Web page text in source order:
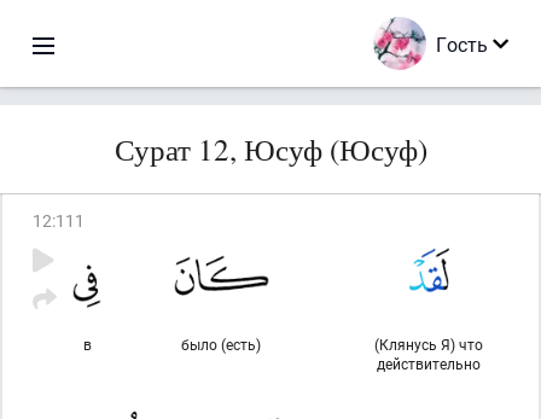
Гость
Сурат 12, Юсуф (Юсуф)
12:111
(Клянусь Я) что
действительно
было (есть)
в